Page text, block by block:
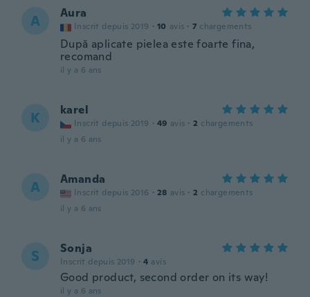
A Aura
Inscrit depuis 2019 · 10 avis · 7 chargements
După aplicate pielea este foarte fina,
recomand
il y a 6 ans
K karel
Inscrit depuis 2019 · 49 avis · 2 chargements
il y a 6 ans
A Amanda
Inscrit depuis 2016 · 28 avis · 2 chargements
il y a 6 ans
S Sonja
Inscrit depuis 2019 · 4 avis
Good product, second order on its way!
il y a 6 ans